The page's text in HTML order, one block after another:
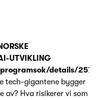
UTVIKLING
details/
tech-gigantene bygger
av? Hva risikerer vi som